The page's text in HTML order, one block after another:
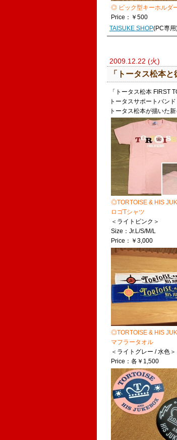
◎ ピック型キーホルダ
Price：￥500
TAISUKE SHOP(PC専用
2009.12.22 (火)
「トータス松本
「トータス松本 FIRST
トータスサポートバン
トータス松本が描いた
◎TORTOISE & HIS
ロゴTシャツ
＜ライトピンク＞
Size：Jr.L/S/M/L
Price：￥3,000
◎TORTOISE & HIS
マフラータオル
＜ライトグレー / 水色＞
Price：各￥1,500